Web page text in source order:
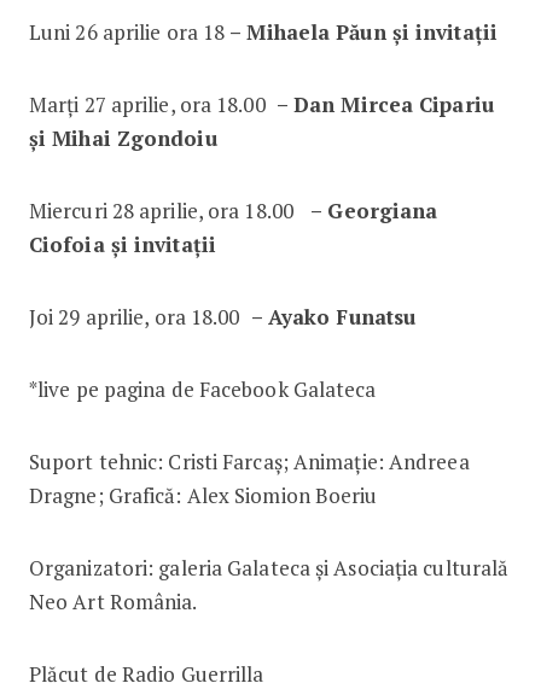
Luni 26 aprilie ora 18 – Mihaela Păun și invitații
Marți 27 aprilie, ora 18.00– Dan Mircea Cipariu
și Mihai Zgondoiu
Miercuri 28 aprilie, ora 18.00– Georgiana
Ciofoia și invitații
Joi 29 aprilie, ora 18.00 – Ayako Funatsu
*live pe pagina de Facebook Galateca
Suport tehnic: Cristi Farcaş; Animaţie: Andreea
Dragne; Grafică: Alex Siomion Boeriu
Organizatori: galeria Galateca și Asociația culturală
Neo Art România.
Plăcut de Radio Guerrilla